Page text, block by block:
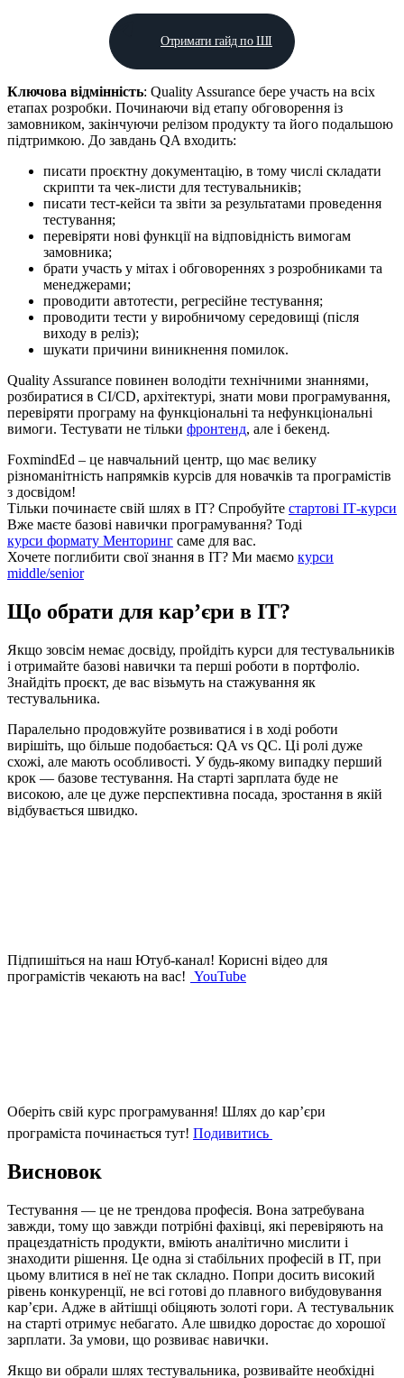
Отримати гайд по ШІ
Ключова відмінність: Quality Assurance бере участь на всіх
етапах розробки. Починаючи від етапу обговорення із
замовником, закінчуючи релізом продукту та його подальшою
підтримкою. До завдань QA входить:
писати проєктну документацію, в тому числі складати
скрипти та чек-листи для тестувальників;
писати тест-кейси та звіти за результатами проведення
тестування;
перевіряти нові функції на відповідність вимогам
замовника;
брати участь у мітах і обговореннях з розробниками та
менеджерами;
проводити автотести, регресійне тестування;
проводити тести у виробничому середовищі (після
виходу в реліз);
шукати причини виникнення помилок.
Quality Assurance повинен володіти технічними знаннями,
розбиратися в CI/CD, архітектурі, знати мови програмування,
перевіряти програму на функціональні та нефункціональні
вимоги. Тестувати не тільки фронтенд, але і бекенд.
FoxmindEd – це навчальний центр, що має велику
різноманітність напрямків курсів для новачків та програмістів
з досвідом!
Тільки починаєте свій шлях в ІТ? Спробуйте стартові ІТ-курси
Вже маєте базові навички програмування? Тоді
курси формату Менторинг саме для вас.
Хочете поглибити свої знання в ІТ? Ми маємо курси
middle/senior
Що обрати для кар’єри в IT?
Якщо зовсім немає досвіду, пройдіть курси для тестувальників
і отримайте базові навички та перші роботи в портфоліо.
Знайдіть проєкт, де вас візьмуть на стажування як
тестувальника.
Паралельно продовжуйте розвиватися і в ході роботи
вирішіть, що більше подобається: QA vs QC. Ці ролі дуже
схожі, але мають особливості. У будь-якому випадку перший
крок — базове тестування. На старті зарплата буде не
високою, але це дуже перспективна посада, зростання в якій
відбувається швидко.
Підпишіться на наш Ютуб-канал! Корисні відео для
програмістів чекають на вас! YouTube
Оберіть свій курс програмування! Шлях до кар’єри
програміста починається тут! Подивитись
Висновок
Тестування — це не трендова професія. Вона затребувана
завжди, тому що завжди потрібні фахівці, які перевіряють на
працездатність продукти, вміють аналітично мислити і
знаходити рішення. Це одна зі стабільних професій в IT, при
цьому влитися в неї не так складно. Попри досить високий
рівень конкуренції, не всі готові до плавного вибудовування
кар’єри. Адже в айтішці обіцяють золоті гори. А тестувальник
на старті отримує небагато. Але швидко доростає до хорошої
зарплати. За умови, що розвиває навички.
Якщо ви обрали шлях тестувальника, розвивайте необхідні